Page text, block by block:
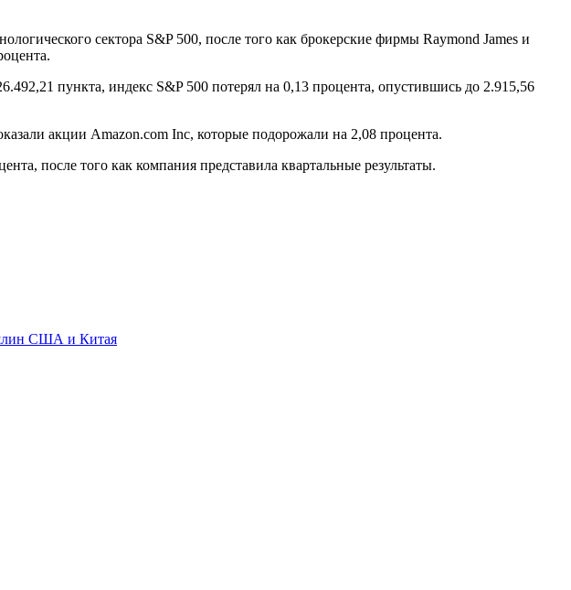
сектора S&P 500, после того как брокерские фирмы Raymond James и
пункта, индекс S&P 500 потерял на 0,13 процента, опустившись до 2.915,56
акции Amazon.com Inc, которые подорожали на 2,08 процента.
после того как компания представила квартальные результаты.
США и Китая